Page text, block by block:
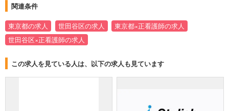
関連条件
東京都の求人 世田谷区の求人
東京都×正看護師の求人
世田谷区×正看護師の求人
この求人を見ている人は、以下の求人も見ています